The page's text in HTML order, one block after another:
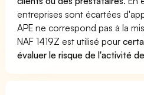
entreprises sont écartées
APE ne correspond pas à la
NAF 1419Z est utilisé pour
évaluer le risque de l'activité